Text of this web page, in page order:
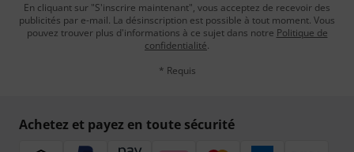
En cliquant sur "S'inscrire maintenant", vous acceptez de recevoir des
publicités par e-mail. La désinscription est possible à tout moment. Vous
pouvez trouver plus d'informations à ce sujet dans notre Politique de
confidentialité.
* Requis
Achetez et payez en toute sécurité